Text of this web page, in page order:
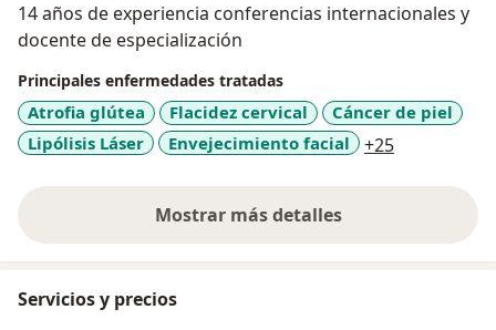
14 años de experiencia conferencias internacionales y
docente de especialización
Principales enfermedades tratadas
Atrofia glútea Flacidez cervical
Cáncer de piel
Lipólisis Láser
Envejecimiento facial +25
Mostrar más detalles
sobre la experiencia
Servicios y precios